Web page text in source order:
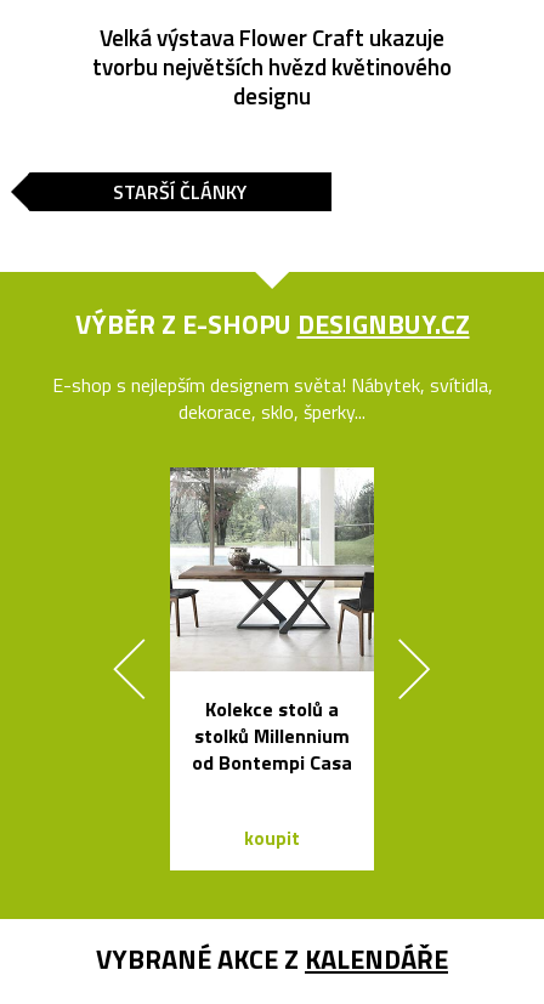
Velká výstava Flower Craft ukazuje
tvorbu největších hvězd květinového
designu
STARŠÍ ČLÁNKY
VÝBĚR Z E-SHOPU DESIGNBUY.CZ
E-shop s nejlepším designem světa! Nábytek, svítidla,
dekorace, sklo, šperky...
Kolekce stolů a
stolků Millennium
od Bontempi Casa
koupit
VYBRANÉ AKCE Z KALENDÁŘE